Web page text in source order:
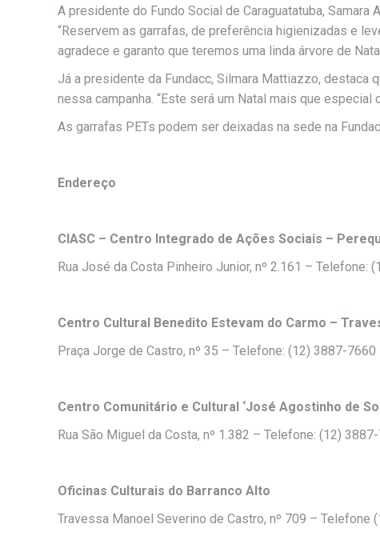
A presidente do Fundo Social de Caraguatatuba,
“Reservem as garrafas, de preferência higienizadas e
agradece e garanto que teremos uma linda árvore de
Já a presidente da Fundacc, Silmara Mattiazzo, destaca
nessa campanha. “Este será um Natal mais que especial
As garrafas PETs podem ser deixadas na sede na
Endereço
CIASC – Centro Integrado de Ações Sociais –
Rua José da Costa Pinheiro Junior, nº 2.161 – Telefone:
Centro Cultural Benedito Estevam do Carmo –
Praça Jorge de Castro, nº 35 – Telefone: (12) 3887-7660
Centro Comunitário e Cultural ‘José Agostinho de
Rua São Miguel da Costa, nº 1.382 – Telefone: (12)
Oficinas Culturais do Barranco Alto
Travessa Manoel Severino de Castro, nº 709 – Telefone